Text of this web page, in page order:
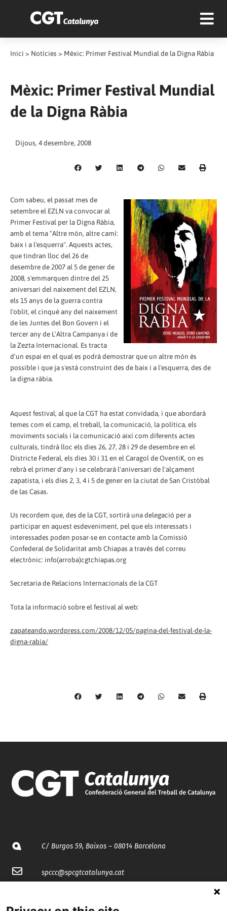
Inici > Notícies > Mèxic: Primer Festival Mundial de la Digna Ràbia
Mèxic: Primer Festival Mundial
de la Digna Ràbia
Dijous, 4 desembre, 2008
Com sabeu, el passat mes de
setembre el EZLN va convocar al
Primer Festival per la Digna Ràbia,
amb el tema "Altre món, altre camí:
baix i a l'esquerra". Aquests actes,
que tindran lloc del 26 de
desembre de 2007 al 5 de gener de
2008, s'emmarquen dintre del 25
aniversari del naixement del EZLN,
els 15 anys de la guerra contra
l'oblit, el cinquè any del naixement
de les Juntes del Bon Govern i el
tercer any de L'Altra Campanya i de
la Zezta Internacional. Es tracta
d'un espai en el qual es podrà demostrar que un altre món és
possible i que ja s'està construint des de baix i a l'esquerra, des de
la digna ràbia.
Aquest festival, al que la CGT ha estat convidada, i que abordarà
temes com el camp, el treball, la comunicació, la política, els
moviments socials i la comunicació així com diferents actes
culturals, tindrà lloc els dies 26, 27, 28 i 29 de desembre en el
Districte Federal, els dies 30 i 31 en el Caragol de OventiK, on es
rebrà el primer d'any i se celebrarà l'aniversari de l'alçament
zapatista, i els dies 2, 3, 4 i 5 de gener en la ciutat de San Cristóbal
de las Casas.
Us recordem que, des de la CGT, sortirà una delegació per a
participar en aquest esdeveniment, pel que els interessats i
interessades poden posar-se en contacte amb la Comissió
Confederal de Solidaritat amb Chiapas a través del correu
electrònic: info(arroba)cgtchiapas.org
Secretaria de Relacions Internacionals de la CGT
Tota la informació sobre el festival al web:
zapateando.wordpress.com/2008/12/05/pagina-del-festival-de-la-
digna-rabia/
C/ Burgos 59, Baixos – 08014 Barcelona
spccc@spcgtcatalunya.cat